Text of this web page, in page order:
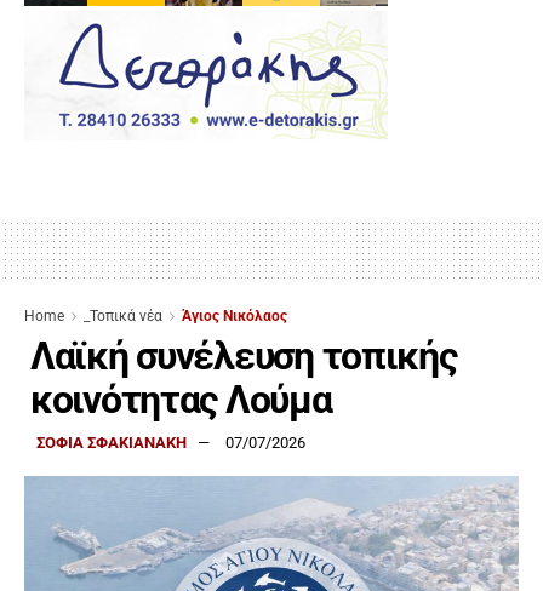
Home _Τοπικά νέα Άγιος Νικόλαος
Λαϊκή συνέλευση τοπικής
κοινότητας Λούμα
ΣΟΦΙΑ ΣΦΑΚΙΑΝΑΚΗ 07/07/2026